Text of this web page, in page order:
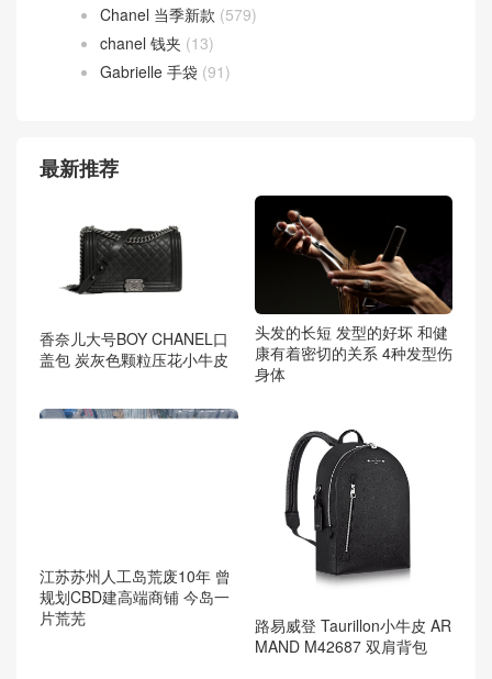
Chanel 当季新款 (579)
chanel 钱夹 (13)
Gabrielle 手袋 (91)
最新推荐
香奈儿大号BOY CHANEL口
盖包 炭灰色颗粒压花小牛皮
头发的长短 发型的好坏 和健
康有着密切的关系 4种发型伤
身体
江苏苏州人工岛荒废10年 曾
规划CBD建高端商铺 今岛一
片荒芜
路易威登 Taurillon小牛皮 AR
MAND M42687 双肩背包